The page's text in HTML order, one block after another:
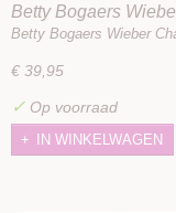
Betty Bogaers
Gold Plated
Betty Bogaers Wieber
€ 39,95
✓ Op voorraad
IN WINKELWAGEN